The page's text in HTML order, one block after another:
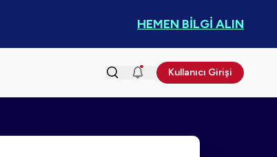
HEMEN BİLGİ ALIN
Kullanıcı Girişi